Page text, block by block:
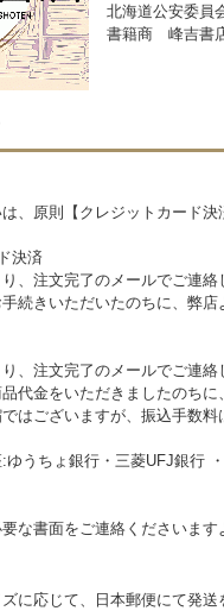
北海道公安委員
書籍商 峰吉書
、原則【クレジットカード
決済
注文完了のメールでご連絡
きいただいたのちに、弊店
注文完了のメールでご連絡
金をいただきましたのちに
ございますが、振込手数料
うちょ銀行・三菱UFJ銀行
書面をご連絡くださいます
に応じて、日本郵便にて発送